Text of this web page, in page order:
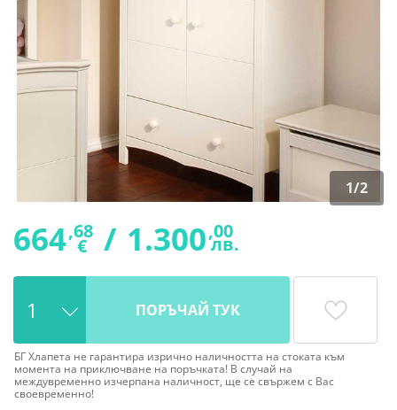
1/2
664,68
€ / 1.300,00
лв.
ПОРЪЧАЙ ТУК
БГ Хлапета не гарантира изрично наличността на стоката към
момента на приключване на поръчката! В случай на
междувременно изчерпана наличност, ще се свържем с Вас
своевременно!